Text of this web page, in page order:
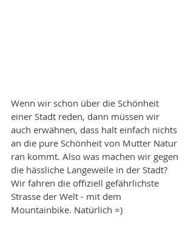
Wenn wir schon über die Schönheit
einer Stadt reden, dann müssen wir
auch erwähnen, dass halt einfach nichts
an die pure Schönheit von Mutter Natur
ran kommt. Also was machen wir gegen
die hässliche Langeweile in der Stadt?
Wir fahren die offiziell gefährlichste
Strasse der Welt - mit dem
Mountainbike. Natürlich =)